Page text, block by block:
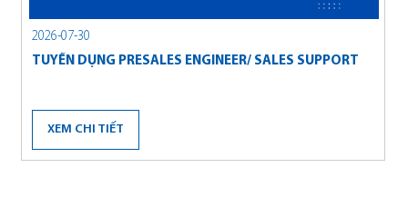
2026-07-30
TUYỂN DỤNG PRESALES ENGINEER/ SALES SUPPORT
XEM CHI TIẾT